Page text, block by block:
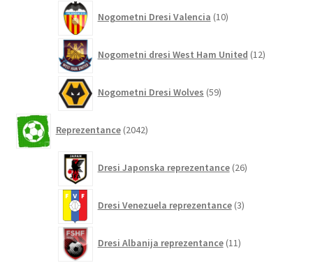
Nogometni Dresi Valencia 10izdelkov
Nogometni dresi West Ham United 12izdelkov
Nogometni Dresi Wolves 59izdelkov
Reprezentance 2042izdelkov
Dresi Japonska reprezentance 26izdelkov
Dresi Venezuela reprezentance 3izdelki
Dresi Albanija reprezentance 11izdelkov